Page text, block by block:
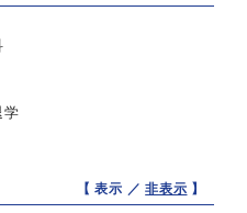
学
【 表示 ／非表示 】